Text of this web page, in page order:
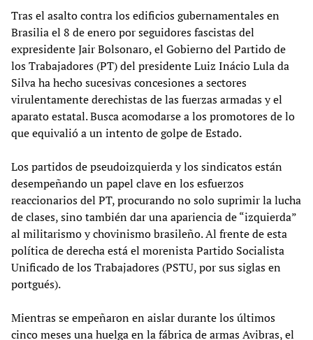
Tras el asalto contra los edificios gubernamentales en
Brasilia el 8 de enero por seguidores fascistas del
expresidente Jair Bolsonaro, el Gobierno del Partido de
los Trabajadores (PT) del presidente Luiz Inácio Lula da
Silva ha hecho sucesivas concesiones a sectores
virulentamente derechistas de las fuerzas armadas y el
aparato estatal. Busca acomodarse a los promotores de lo
que equivalió a un intento de golpe de Estado.
Los partidos de pseudoizquierda y los sindicatos están
desempeñando un papel clave en los esfuerzos
reaccionarios del PT, procurando no solo suprimir la lucha
de clases, sino también dar una apariencia de “izquierda”
al militarismo y chovinismo brasileño. Al frente de esta
política de derecha está el morenista Partido Socialista
Unificado de los Trabajadores (PSTU, por sus siglas en
portgués).
Mientras se empeñaron en aislar durante los últimos
cinco meses una huelga en la fábrica de armas Avibras, el